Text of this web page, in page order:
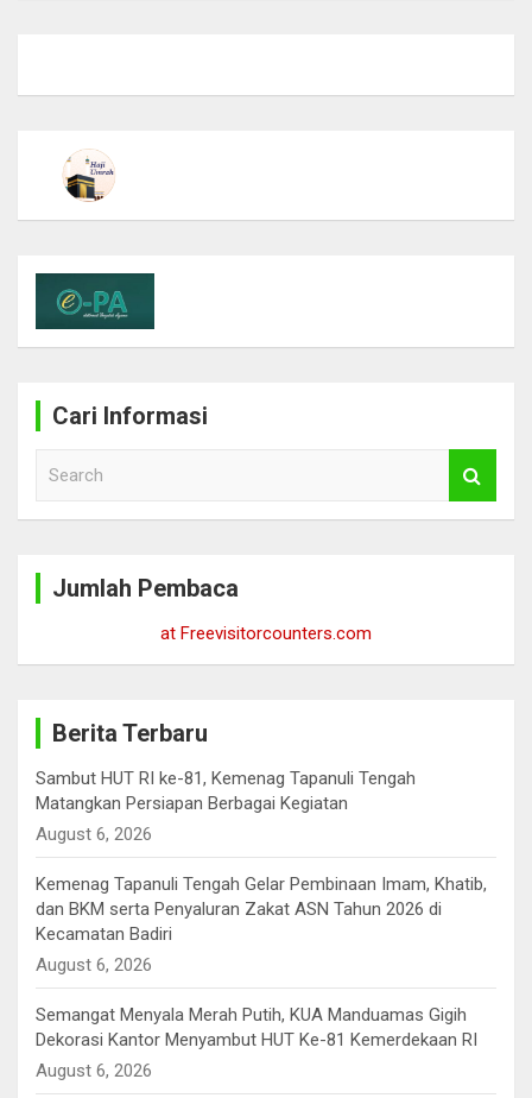
Cari Informasi
Jumlah Pembaca
at Freevisitorcounters.com
Berita Terbaru
Sambut HUT RI ke-81, Kemenag Tapanuli Tengah
Matangkan Persiapan Berbagai Kegiatan
August 6, 2026
Kemenag Tapanuli Tengah Gelar Pembinaan Imam, Khatib,
dan BKM serta Penyaluran Zakat ASN Tahun 2026 di
Kecamatan Badiri
August 6, 2026
Semangat Menyala Merah Putih, KUA Manduamas Gigih
Dekorasi Kantor Menyambut HUT Ke-81 Kemerdekaan RI
August 6, 2026